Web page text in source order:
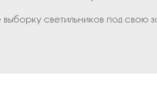
светильников под свою